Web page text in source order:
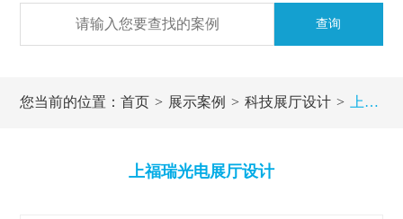
查询
您当前的位置：首页 展示案例 科技展厅设计 上福瑞光电展厅设计
上福瑞光电展厅设计